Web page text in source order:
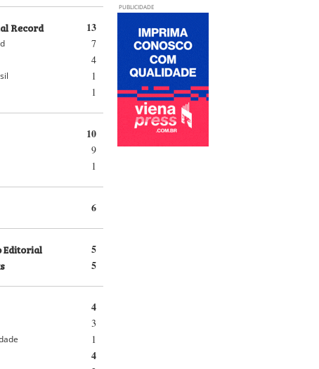
13
Record
7
4
1
1
10
9
1
6
5
Editorial
5
4
3
1
4
PUBLICIDADE